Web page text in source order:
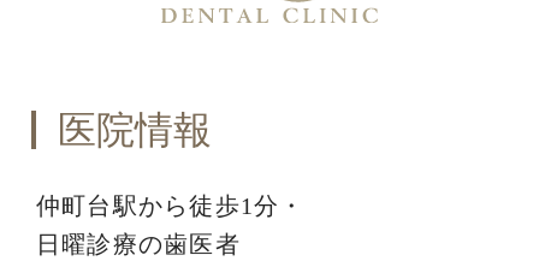
医院情報
仲町台駅から徒歩1分・
日曜診療の歯医者